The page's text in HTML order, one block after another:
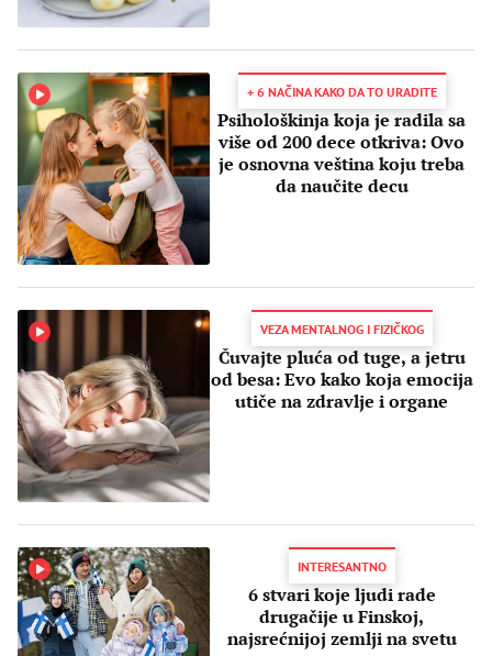
+ 6 NAČINA KAKO DA TO URADITE
Psihološkinja koja je radila sa
više od 200 dece otkriva: Ovo
je osnovna veština koju treba
da naučite decu
VEZA MENTALNOG I FIZIČKOG
Čuvajte pluća od tuge, a jetru
od besa: Evo kako koja emocija
utiče na zdravlje i organe
INTERESANTNO
6 stvari koje ljudi rade
drugačije u Finskoj,
najsrećnijoj zemlji na svetu